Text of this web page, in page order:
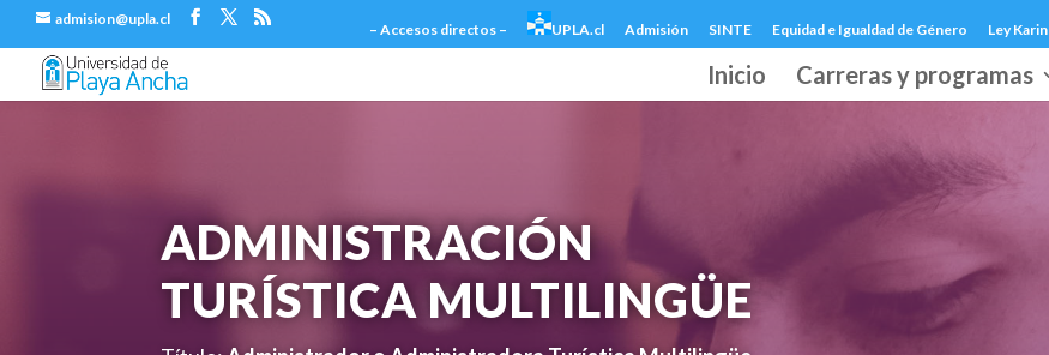
admision@upla.cl
– Accesos directos – UPLA.cl Admisión SINTE Equidad e Igualdad de Género Ley Karin
Inicio Carreras y programas
ADMINISTRACIÓN
TURÍSTICA MULTILINGÜE